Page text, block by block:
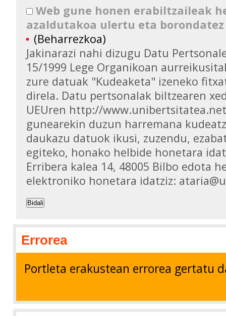
Web gune honen erabiltzaileak
azaldutakoa ulertu eta
(Beharrezkoa)
Jakinarazi nahi dizugu Datu
15/1999 Lege Organikoan
zure datuak "Kudeaketa" izeneko
direla. Datu pertsonalak biltzearen
UEUren http://
gunearekin duzun harremana
daukazu datuok ikusi, zuzendu,
egiteko, honako helbide honetara
Erribera kalea 14, 48005 Bilbo edota
elektroniko honetara idatziz:
Bidali
Errorea
Portleta erakustean errorea gertatu